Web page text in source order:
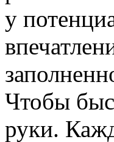
у
Чтобы
руки.